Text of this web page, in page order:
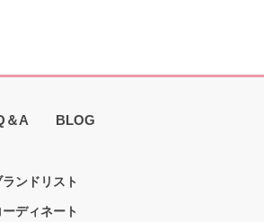
＆A BLOG
ランドリスト
ーディネート